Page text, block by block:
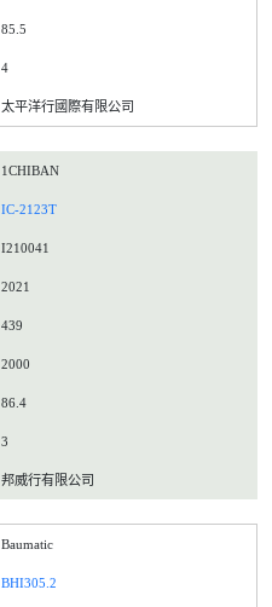
85.5
4
太平洋行國際有限公司
1CHIBAN
IC-2123T
I210041
2021
439
2000
86.4
3
邦威行有限公司
Baumatic
BHI305.2